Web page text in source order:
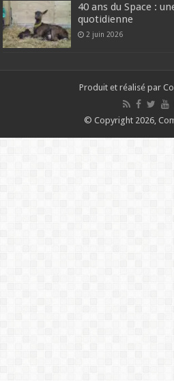
40 ans du Space :
quotidienne
2 juin 2026
Produit et réalisé par
© Copyright 2026,